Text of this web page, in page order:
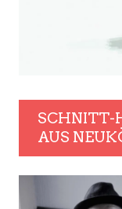
SCHNITT-
AUS